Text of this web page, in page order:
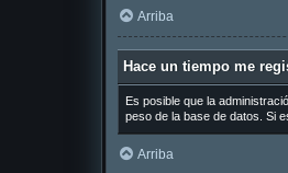
Arriba
Hace un tiempo me
Es posible que la
peso de la base de datos. Si
Arriba